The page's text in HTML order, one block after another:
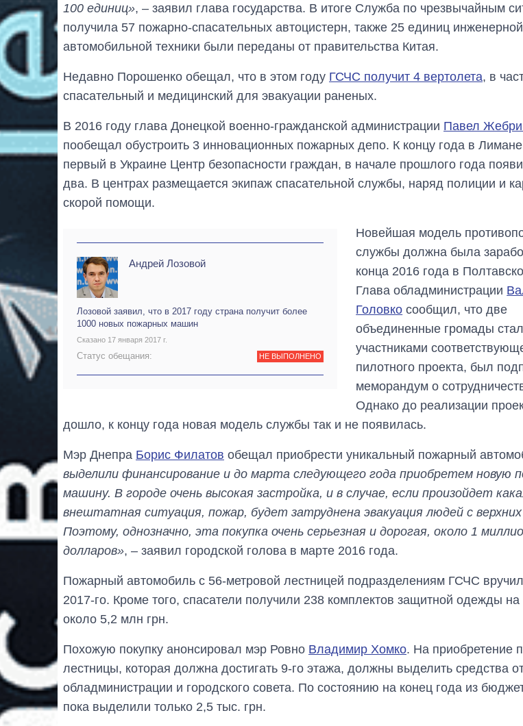
100 единиц», – заявил глава государства. В итоге Служба по чрезвычайным
получила 57 пожарно-спасательных автоцистерн, также 25 единиц
автомобильной техники были переданы от правительства Китая.
Недавно Порошенко обещал, что в этом году ГСЧС получит 4 вертолета, в
спасательный и медицинский для эвакуации раненых.
В 2016 году глава Донецкой военно-гражданской администрации Павел
пообещал обустроить 3 инновационных пожарных депо. К концу года в
первый в Украине Центр безопасности граждан, в начале прошлого года
два. В центрах размещается экипаж спасательной службы, наряд полиции и
скорой помощи.
Андрей Лозовой
Лозовой заявил, что в 2017 году страна получит более
1000 новых пожарных машин
Сказано 17 января 2017 г.
Статус обещания: НЕ ВЫПОЛНЕНО
Новейшая модель
службы должна была
конца 2016 года в
Глава обладминистрации
Головко сообщил, что две
объединенные громады
участниками
пилотного проекта, был
меморандум о
Однако до реализации
дошло, к концу года новая модель службы так и не появилась.
Мэр Днепра Борис Филатов обещал приобрести уникальный пожарный
выделили финансирование и до марта следующего года приобретем новую
машину. В городе очень высокая застройка, и в случае, если произойдет
внештатная ситуация, пожар, будет затруднена эвакуация людей с
Поэтому, однозначно, эта покупка очень серьезная и дорогая, около 1
долларов», – заявил городской голова в марте 2016 года.
Пожарный автомобиль с 56-метровой лестницей подразделениям ГСЧС
2017-го. Кроме того, спасатели получили 238 комплектов защитной одежды
около 5,2 млн грн.
Похожую покупку анонсировал мэр Ровно Владимир Хомко. На приобретение
лестницы, которая должна достигать 9-го этажа, должны выделить средства
обладминистрации и городского совета. По состоянию на конец года из
пока выделили только 2,5 тыс. грн.